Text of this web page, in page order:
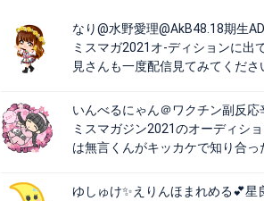
なり@水野愛理@AkB48.18期生
ミスマガ2021オ-ディションに出
見さんも一度配信見てみてくだ
いんべるにゃん＠ワクチン副反応
ミスマガジン2021のオーディシ
は無言くんがキッカケで知り合
ゆしゅけ✨えりんほまれめる💕星